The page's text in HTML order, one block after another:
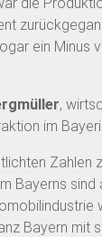
ein Minus
,
im
Zahlen
Bayerns sind
Bayern mit